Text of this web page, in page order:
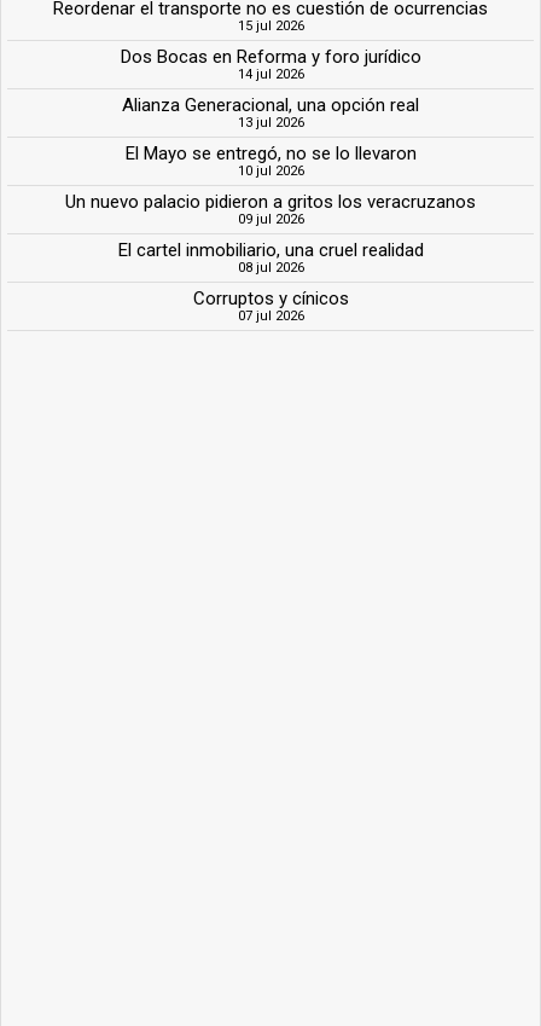
Reordenar el transporte no es cuestión de ocurrencias
15 jul 2026
Dos Bocas en Reforma y foro jurídico
14 jul 2026
Alianza Generacional, una opción real
13 jul 2026
El Mayo se entregó, no se lo llevaron
10 jul 2026
Un nuevo palacio pidieron a gritos los veracruzanos
09 jul 2026
El cartel inmobiliario, una cruel realidad
08 jul 2026
Corruptos y cínicos
07 jul 2026